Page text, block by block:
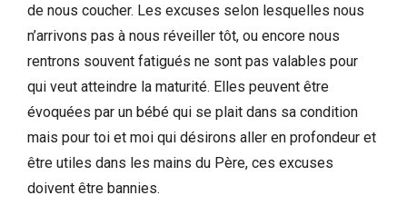
de nous coucher. Les excuses selon lesquelles nous
n’arrivons pas à nous réveiller tôt, ou encore nous
rentrons souvent fatigués ne sont pas valables pour
qui veut atteindre la maturité. Elles peuvent être
évoquées par un bébé qui se plait dans sa condition
mais pour toi et moi qui désirons aller en profondeur et
être utiles dans les mains du Père, ces excuses
doivent être bannies.